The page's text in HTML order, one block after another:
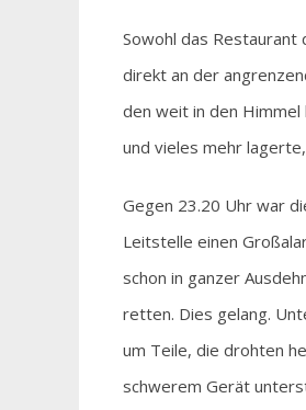
Sowohl das Restaurant
direkt an der
den weit in den
und vieles mehr
Gegen 23.20 Uhr war
Leitstelle einen
schon in ganzer
retten. Dies gelang.
um Teile, die drohten
schwerem Gerät